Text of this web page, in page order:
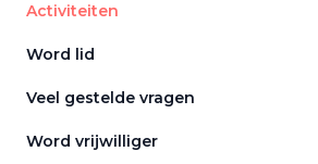
Activiteiten
Word lid
Veel gestelde vragen
Word vrijwilliger